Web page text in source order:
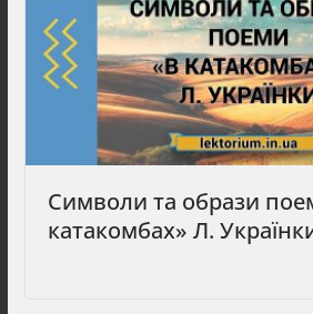
Символи та образи
катакомбах» Л.